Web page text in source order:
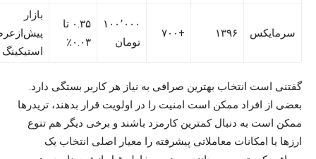
سرمایکس ۱۳۹۶ +۷۰۰
۱۰۰٬۰۰۰
تومان
۰.۳۵ تا
۰.۰۳٪
بازار
استیکینگ
گفتنی است انتخاب بهترین صرافی به نیاز هر کاربر بستگی دارد.
بعضی از افراد ممکن است امنیت را در اولویت قرار بدهند، تریدرها
ممکن است به دنبال کمترین کارمزد باشند و برخی دیگر هم تنوع
ارزها یا امکانات معاملاتی پیشرفته را معیار اصلی انتخاب یک